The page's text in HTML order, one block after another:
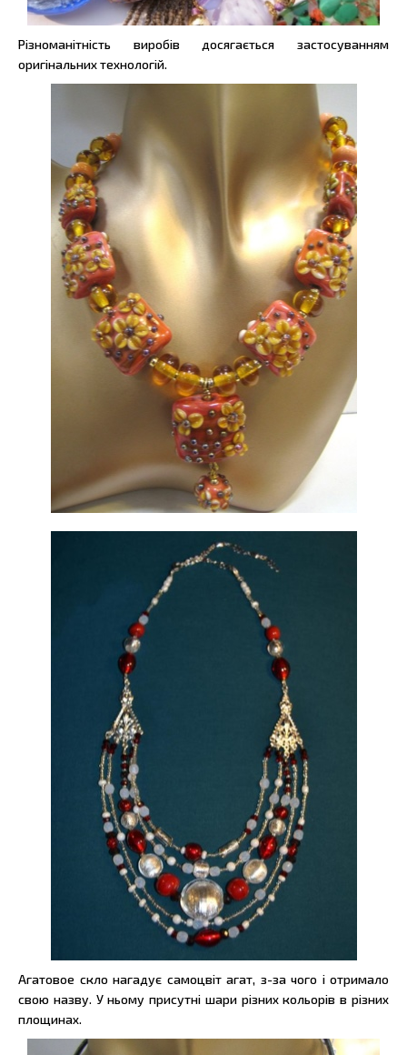
Різноманітність виробів досягається застосуванням
оригінальних технологій.
Агатовое скло нагадує самоцвіт агат, з-за чого і отримало
свою назву. У ньому присутні шари різних кольорів в різних
площинах.